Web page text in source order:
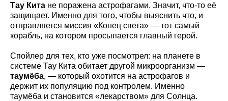
Тау Кита не поражена астрофагами. Значит, что-то её
защищает. Именно для того, чтобы выяснить что, и
отправляется миссия «Конец света» — тот самый
корабль, на котором просыпается главный герой.
Спойлер для тех, кто уже посмотрел: на планете в
системе Тау Кита обитает другой микроорганизм —
таумёба, — который охотится на астрофагов и
держит их популяцию под контролем. Именно
таумёба и становится «лекарством» для Солнца.